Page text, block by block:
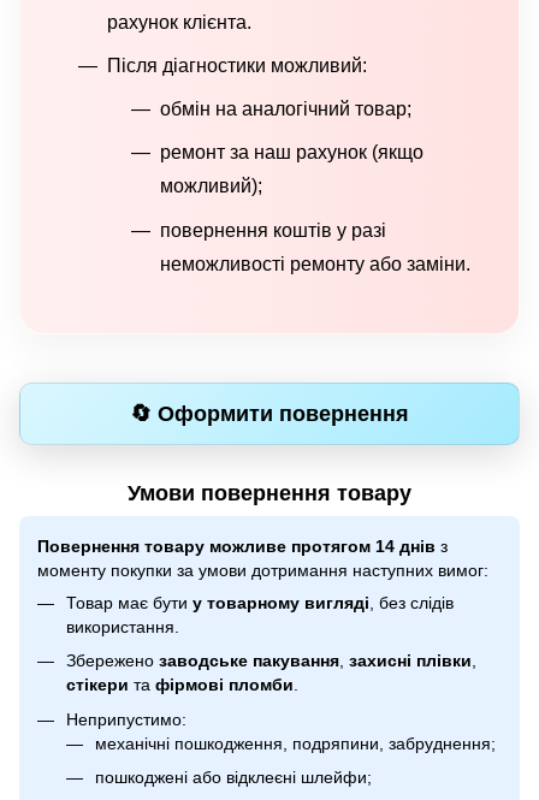
рахунок клієнта.
Після діагностики можливий:
обмін на аналогічний товар;
ремонт за наш рахунок (якщо
можливий);
повернення коштів у разі
неможливості ремонту або заміни.
🔄 Оформити повернення
Умови повернення товару
Повернення товару можливе протягом 14 днів з
моменту покупки за умови дотримання наступних вимог:
Товар має бути у товарному вигляді , без слідів
використання.
Збережено заводське пакування, захисні плівки,
стікери та фірмові пломби.
Неприпустимо:
механічні пошкодження, подряпини, забруднення;
пошкоджені або відклеєні шлейфи;